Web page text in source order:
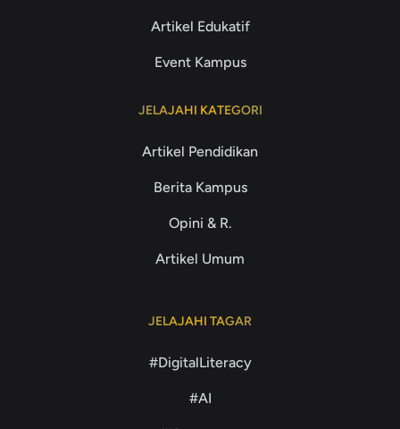
Artikel Edukatif
Event Kampus
JELAJAHI KATEGORI
Artikel Pendidikan
Berita Kampus
Opini & R.
Artikel Umum
JELAJAHI TAGAR
#DigitalLiteracy
#AI